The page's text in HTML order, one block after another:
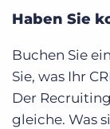
Haben Sie
Buchen Sie
Sie, was Ihr
Der
gleiche. Was